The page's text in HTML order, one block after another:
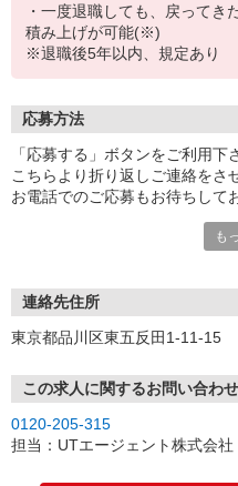
・一度退職しても、戻ってき
積み上げが可能(※)
※退職後5年以内、規定あり
応募方法
「応募する」ボタンをご利用下
こちらより折り返しご連絡をさ
お電話でのご応募もお待ちして
ますことをご了承ください。
す。
そちらからの面接予約は可能と
ませ。
も
連絡先住所
東京都品川区東五反田1-11-15
この求人に関するお問い合わせ
0120-205-315
担当：UTエージェント株式会